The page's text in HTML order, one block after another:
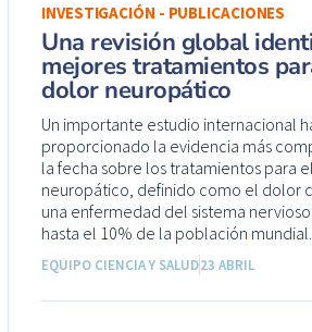
INVESTIGACIÓN - PUBLICACIONES
Una revisión global
mejores tratamientos
dolor neuropático
Un importante estudio internacional
proporcionado la evidencia más
la fecha sobre los tratamientos para
neuropático, definido como el dolor
una enfermedad del sistema
hasta el 10% de la población mundial.
EQUIPO CIENCIA Y SALUD23 ABRIL